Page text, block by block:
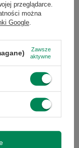
przeglądarce.
można
Google.
Zawsze
aktywne